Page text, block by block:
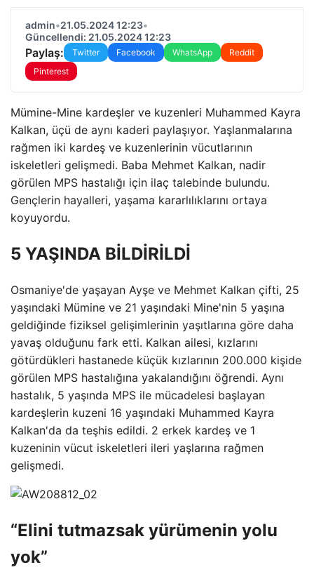
admin•21.05.2024 12:23•
Güncellendi: 21.05.2024 12:23
Paylaş: Twitter Facebook WhatsApp
Reddit
Pinterest
Mümine-Mine kardeşler ve kuzenleri Muhammed Kayra
Kalkan, üçü de aynı kaderi paylaşıyor. Yaşlanmalarına
rağmen iki kardeş ve kuzenlerinin vücutlarının
iskeletleri gelişmedi. Baba Mehmet Kalkan, nadir
görülen MPS hastalığı için ilaç talebinde bulundu.
Gençlerin hayalleri, yaşama kararlılıklarını ortaya
koyuyordu.
5 YAŞINDA BİLDİRİLDİ
Osmaniye'de yaşayan Ayşe ve Mehmet Kalkan çifti, 25
yaşındaki Mümine ve 21 yaşındaki Mine'nin 5 yaşına
geldiğinde fiziksel gelişimlerinin yaşıtlarına göre daha
yavaş olduğunu fark etti. Kalkan ailesi, kızlarını
götürdükleri hastanede küçük kızlarının 200.000 kişide
görülen MPS hastalığına yakalandığını öğrendi. Aynı
hastalık, 5 yaşında MPS ile mücadelesi başlayan
kardeşlerin kuzeni 16 yaşındaki Muhammed Kayra
Kalkan'da da teşhis edildi. 2 erkek kardeş ve 1
kuzeninin vücut iskeletleri ileri yaşlarına rağmen
gelişmedi.
“Elini tutmazsak yürümenin yolu
yok”